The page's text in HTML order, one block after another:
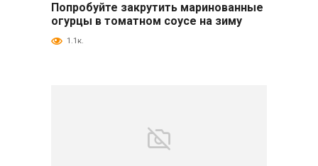
Огурцы
Попробуйте закрутить маринованные
огурцы в томатном соусе на зиму
1.1к.